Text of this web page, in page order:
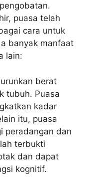
puasa telah
cara untuk
banyak manfaat
lain:
berat
tubuh. Puasa
kadar
itu, puasa
peradangan dan
terbukti
dan dapat
kognitif.